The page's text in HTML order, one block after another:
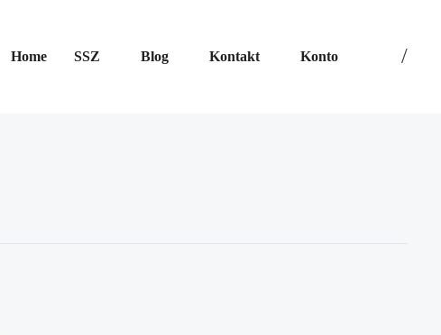
Home SSZ Blog Kontakt Konto